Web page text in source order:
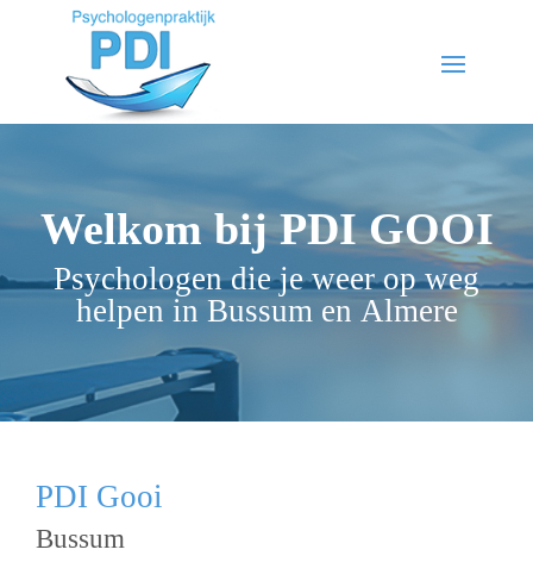
Welkom bij PDI GOOI
Psychologen die je weer op weg
helpen in Bussum en Almere
PDI Gooi
Bussum